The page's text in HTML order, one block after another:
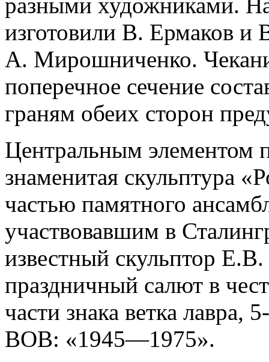
разными художниками.
изготовили В. Ермаков и
А. Мирошниченко.
поперечное сечение
граням обеих сторон
Центральным элементом
знаменитая скульптура
частью памятного
участвовавшим в
известный скульптор
праздничный салют в
части знака ветка лавра,
ВОВ: «1945—1975».